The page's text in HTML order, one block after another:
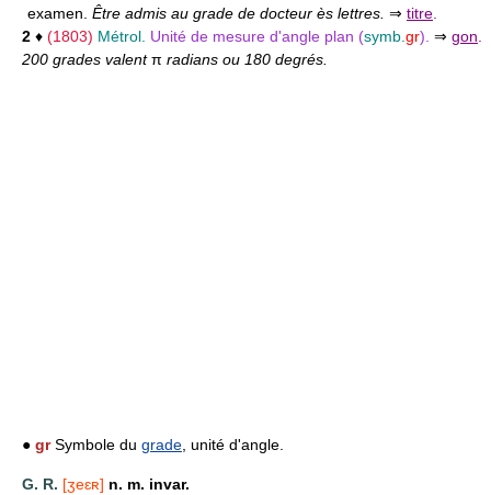
examen. Être admis au grade de docteur ès lettres. ⇒ titre
2 ♦ (1803) Métrol. Unité de mesure d'angle plan (symb. gr). ⇒ gon
200 grades valentπ radians ou 180 degrés.
● grSymbole du grade , unité d'angle.
G. R. [ʒeɛʀ] n. m. invar.